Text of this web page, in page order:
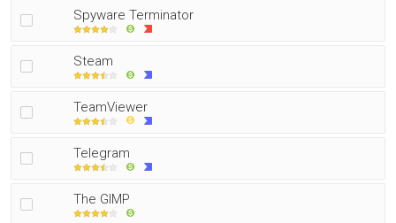
Spyware Terminator
Steam
TeamViewer
Telegram
The GIMP